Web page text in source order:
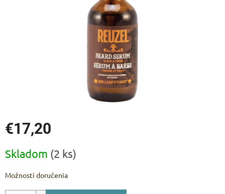
€17,20
cena:
Skladom (2 ks)
Možnosti doručenia